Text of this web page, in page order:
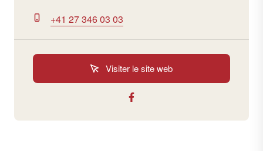
+41 27 346 03 03
Visiter le site web